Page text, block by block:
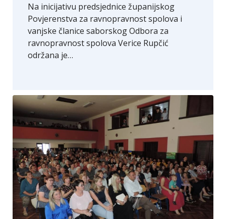
Na inicijativu predsjednice županijskog
Povjerenstva za ravnopravnost spolova i
vanjske članice saborskog Odbora za
ravnopravnost spolova Verice Rupčić
održana je…